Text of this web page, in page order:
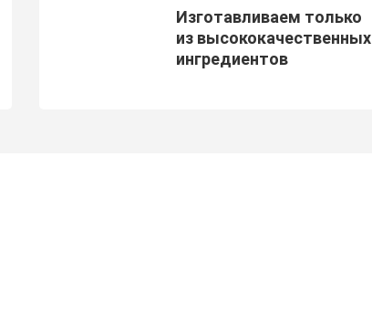
Изготавливаем только
из высококачественных
ингредиентов